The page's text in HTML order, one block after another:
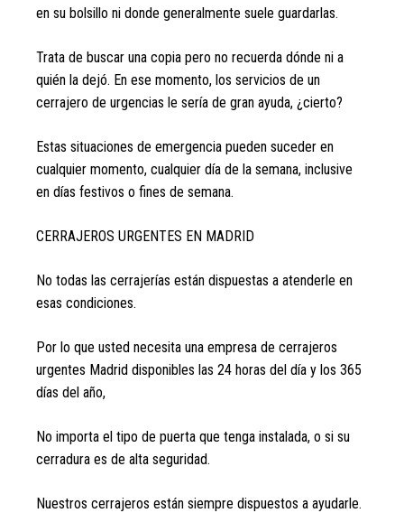
en su bolsillo ni donde generalmente suele guardarlas.
Trata de buscar una copia pero no recuerda dónde ni a
quién la dejó. En ese momento, los servicios de un
cerrajero de urgencias le sería de gran ayuda, ¿cierto?
Estas situaciones de emergencia pueden suceder en
cualquier momento, cualquier día de la semana, inclusive
en días festivos o fines de semana.
CERRAJEROS URGENTES EN MADRID
No todas las cerrajerías están dispuestas a atenderle en
esas condiciones.
Por lo que usted necesita una empresa de cerrajeros
urgentes Madrid disponibles las 24 horas del día y los 365
días del año,
No importa el tipo de puerta que tenga instalada, o si su
cerradura es de alta seguridad.
Nuestros cerrajeros están siempre dispuestos a ayudarle.